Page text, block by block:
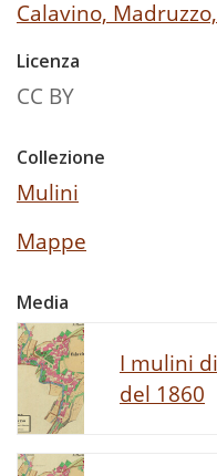
Calavino,
Licenza
CC BY
Collezione
Mulini
Mappe
Media
I mulini
del 1860